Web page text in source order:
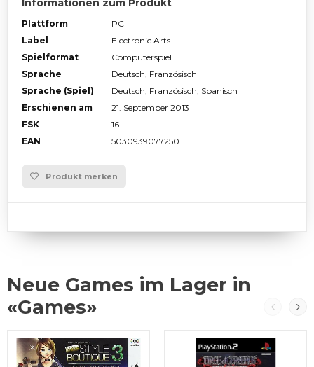
Plattform
PC
Label
Electronic Arts
Spielformat
Computerspiel
Sprache
Deutsch, Französisch
Sprache (Spiel)
Deutsch, Französisch, Spanisch
Erschienen am
21. September 2013
FSK
16
EAN
5030939077250
Produkt merken
Neue Games im Lager in
«Games»